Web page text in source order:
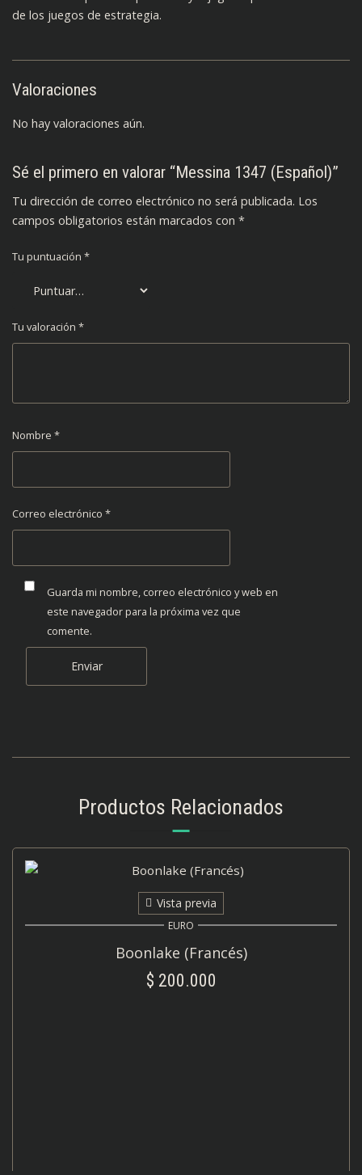
de los juegos de estrategia.
Valoraciones
No hay valoraciones aún.
Sé el primero en valorar “Messina 1347 (Español)”
Tu dirección de correo electrónico no será publicada. Los
campos obligatorios están marcados con *
Tu puntuación *
Tu valoración *
Nombre *
Correo electrónico *
Guarda mi nombre, correo electrónico y web en
este navegador para la próxima vez que
comente.
Productos Relacionados
Vista previa
EURO
Boonlake (Francés)
$ 200.000